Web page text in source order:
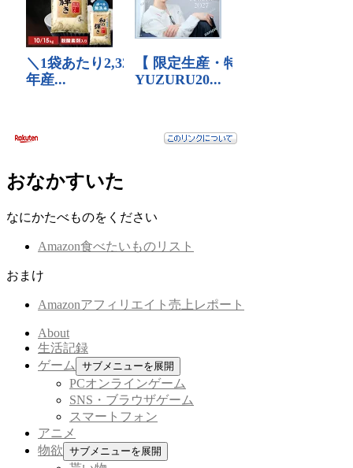
おなかすいた
なにかたべものをください
Amazon食べたいものリスト
おまけ
Amazonアフィリエイト売上レポート
About
生活記録
ゲーム
サブメニューを展開
PCオンラインゲーム
SNS・ブラウザゲーム
スマートフォン
アニメ
物欲 サブメニューを展開